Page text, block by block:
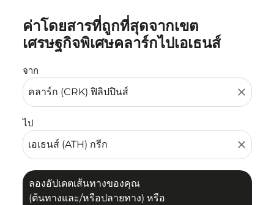
ค่าโดยสารที่ถูกที่สุดจากเขต
เศรษฐกิจพิเศษคลาร์กไปเอเธนส์
จาก
close
ไป
close
ลองอัปเดตเส้นทางของคุณ
(ต้นทางและ/หรือปลายทาง) หรือ
ลองอัปเดตเส้นทางของคุณ (ต้นทางและ/หรือปลายทาง) หรื